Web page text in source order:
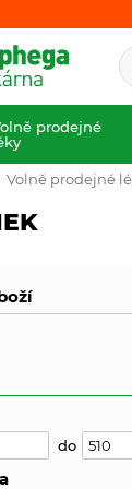
prodejné
Volně prodejné
do